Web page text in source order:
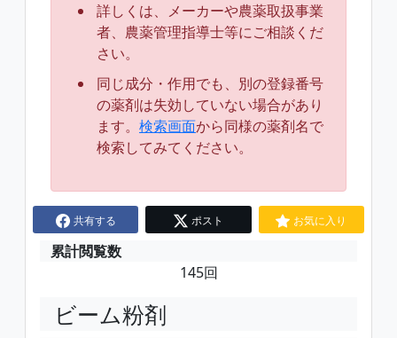
詳しくは、メーカーや農薬取扱事業
者、農薬管理指導士等にご相談くだ
さい。
同じ成分・作用でも、別の登録番号
の薬剤は失効していない場合があり
ます。 検索画面から同様の薬剤名で
検索してみてください。
共有する ポスト お気に入り
累計閲覧数
145回
ビーム粉剤